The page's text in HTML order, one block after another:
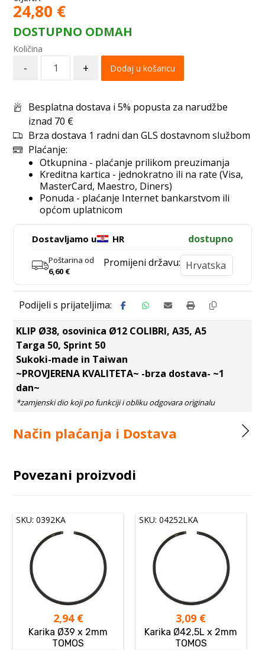
24,80 €
DOSTUPNO ODMAH
- + Dodaj u košaricu
Besplatna dostava i 5% popusta za narudžbe
iznad 70 €
Brza dostava 1 radni dan GLS dostavnom službom
Plaćanje:
Otkupnina - plaćanje prilikom preuzimanja
Kreditna kartica - jednokratno ili na rate (Visa,
MasterCard, Maestro, Diners)
Ponuda - plaćanje Internet bankarstvom ili
općom uplatnicom
Dostavljamo u HR dostupno
Poštarina od
6,60 €
Promijeni državu:
KLIP Ø38, osovinica Ø12 COLIBRI, A35, A5
Targa 50, Sprint 50
Sukoki-made in Taiwan
~PROVJERENA KVALITETA~ -brza dostava- ~1
dan~
Način plaćanja i Dostava
Povezani proizvodi
SKU: 0392KA
2,94 €
Karika Ø39 x 2mm
TOMOS
SKU: 04252LKA
3,09 €
Karika Ø42,5L x 2mm
TOMOS